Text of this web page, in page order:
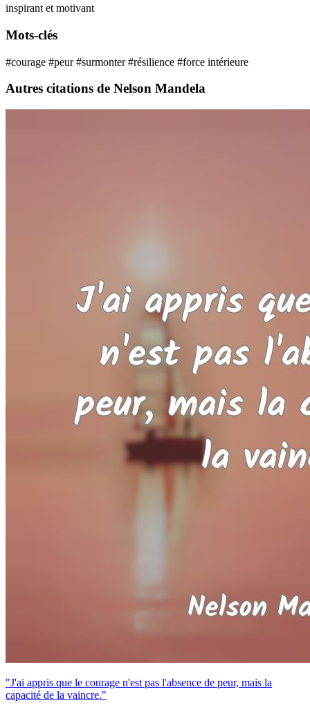
inspirant et motivant
Mots-clés
#courage #peur#surmonter#résilience #force intérieure
Autres citations de Nelson Mandela
"J'ai appris que le courage n'est pas l'absence de peur, mais la
capacité de la vaincre."